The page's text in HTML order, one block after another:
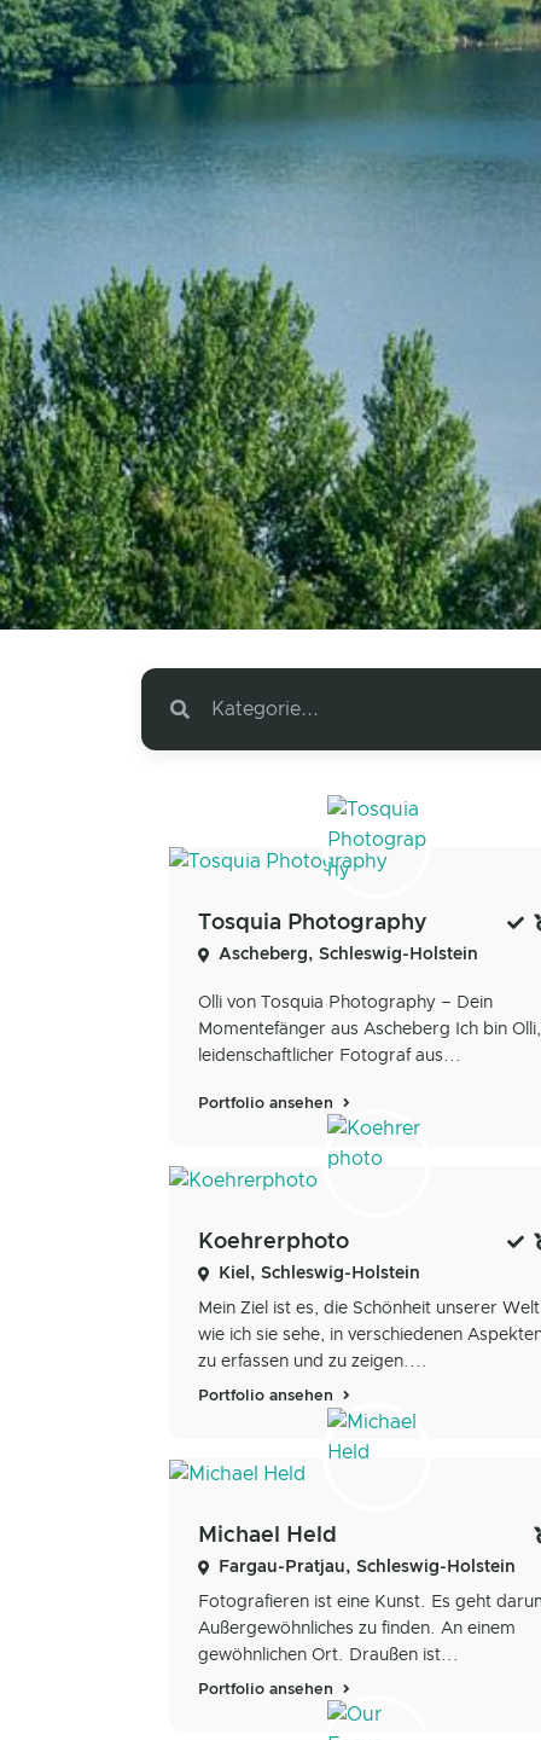
Kategorie...
Tosquia Photography
Ascheberg, Schleswig-Holstein
Olli von Tosquia Photography – Dein
Momentefänger aus Ascheberg Ich bin Olli,
leidenschaftlicher Fotograf aus...
Portfolio ansehen
Koehrerphoto
Kiel, Schleswig-Holstein
Mein Ziel ist es, die Schönheit unserer Welt
wie ich sie sehe, in verschiedenen
zu erfassen und zu zeigen....
Portfolio ansehen
Michael Held
Fargau-Pratjau, Schleswig-Holstein
Fotografieren ist eine Kunst. Es geht
Außergewöhnliches zu finden. An einem
gewöhnlichen Ort. Draußen ist...
Portfolio ansehen